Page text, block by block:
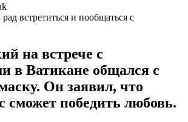
встретиться и пообщаться с
на встрече с
в Ватикане общался с
Он заявил, что
сможет победить любовь.